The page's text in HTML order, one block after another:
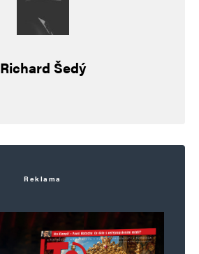
Webová stránka
Richard Šedý
Reklama